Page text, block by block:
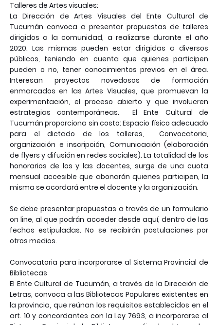
Talleres de Artes visuales:
La Dirección de Artes Visuales del Ente Cultural de
Tucumán convoca a presentar propuestas de talleres
dirigidos a la comunidad, a realizarse durante el año
2020. Las mismas pueden estar dirigidas a diversos
públicos, teniendo en cuenta que quienes participen
pueden o no, tener conocimientos previos en el área.
Interesan proyectos novedosos de formación
enmarcados en las Artes Visuales, que promuevan la
experimentación, el proceso abierto y que involucren
estrategias contemporáneas. El Ente Cultural de
Tucumán proporciona sin costo: Espacio físico adecuado
para el dictado de los talleres, Convocatoria,
organización e inscripción, Comunicación (elaboración
de flyers y difusión en redes sociales). La totalidad de los
honorarios de los y las docentes, surge de una cuota
mensual accesible que abonarán quienes participen, la
misma se acordará entre el docente y la organización.
Se debe presentar propuestas a través de un formulario
on line, al que podrán acceder desde aquí, dentro de las
fechas estipuladas. No se recibirán postulaciones por
otros medios.
Convocatoria para incorporarse al Sistema Provincial de
Bibliotecas
El Ente Cultural de Tucumán, a través de la Dirección de
Letras, convoca a las Bibliotecas Populares existentes en
la provincia, que reúnan los requisitos establecidos en el
art. 10 y concordantes con la Ley 7693, a incorporarse al